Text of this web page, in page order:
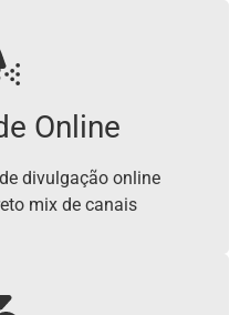
Online
divulgação online
mix de canais